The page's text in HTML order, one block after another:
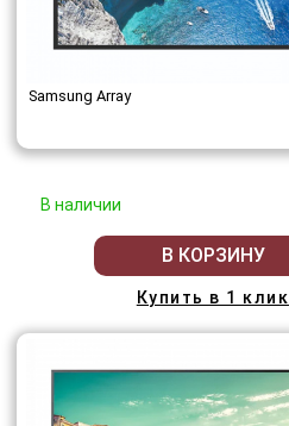
Samsung Array
В наличии
В КОРЗИНУ
Купить в 1 клик